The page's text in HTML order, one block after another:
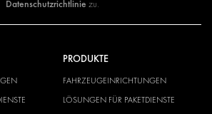
Datenschutzrichtlinie zu.
PRODUKTE
FAHRZEUGEINRICHTUNGEN
LÖSUNGEN FÜR PAKETDIENSTE